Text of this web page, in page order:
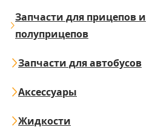
Запчасти для прицепов и
полуприцепов
Запчасти для автобусов
Аксессуары
Жидкости